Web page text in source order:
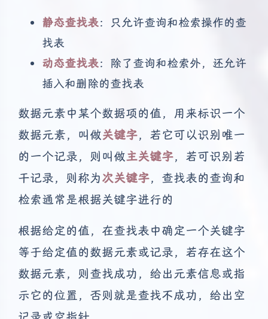
静态查找表：只允许查询和检索操作的查
找表
动态查找表：除了查询和检索外，还允许
插入和删除的查找表
数据元素中某个数据项的值，用来标识一个
数据元素，叫做关键字，若它可以识别唯一
的一个记录，则叫做主关键字，若可识别若
干记录，则称为次关键字，查找表的查询和
检索通常是根据关键字进行的
根据给定的值，在查找表中确定一个关键字
等于给定值的数据元素或记录，若存在这个
数据元素，则查找成功，给出元素信息或指
示它的位置，否则就是查找不成功，给出空